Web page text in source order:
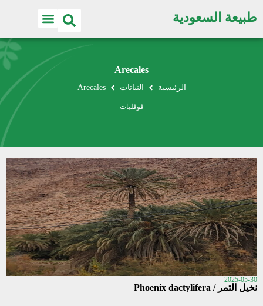
طبيعة السعودية
Arecales
الرئيسية النباتات Arecales
فوفليات
2025-05-30
نخيل التمر / Phoenix dactylifera